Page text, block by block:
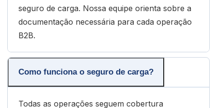
seguro de carga. Nossa equipe orienta sobre a
documentação necessária para cada operação
B2B.
Como funciona o seguro de carga?
Todas as operações seguem cobertura